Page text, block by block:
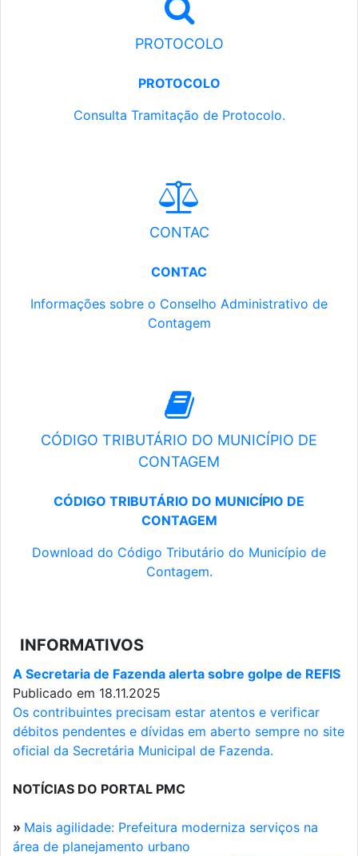
PROTOCOLO
PROTOCOLO
Consulta Tramitação de Protocolo.
CONTAC
CONTAC
Informações sobre o Conselho Administrativo de
Contagem
CÓDIGO TRIBUTÁRIO DO MUNICÍPIO DE
CONTAGEM
CÓDIGO TRIBUTÁRIO DO MUNICÍPIO DE
CONTAGEM
Download do Código Tributário do Município de
Contagem.
INFORMATIVOS
A Secretaria de Fazenda alerta sobre golpe de REFIS
Publicado em 18.11.2025
Os contribuintes precisam estar atentos e verificar
débitos pendentes e dívidas em aberto sempre no site
oficial da Secretária Municipal de Fazenda.
NOTÍCIAS DO PORTAL PMC
» Mais agilidade: Prefeitura moderniza serviços na
área de planejamento urbano